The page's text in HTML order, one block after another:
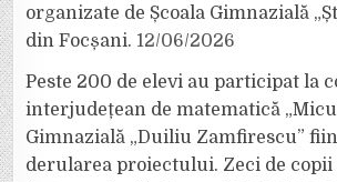
organizate de Școala Gimnazială
din Focșani. 12/06/2026
Peste 200 de elevi au participat la
interjudețean de matematică „Micul
Gimnazială „Duiliu Zamfirescu”
derularea proiectului. Zeci de copii